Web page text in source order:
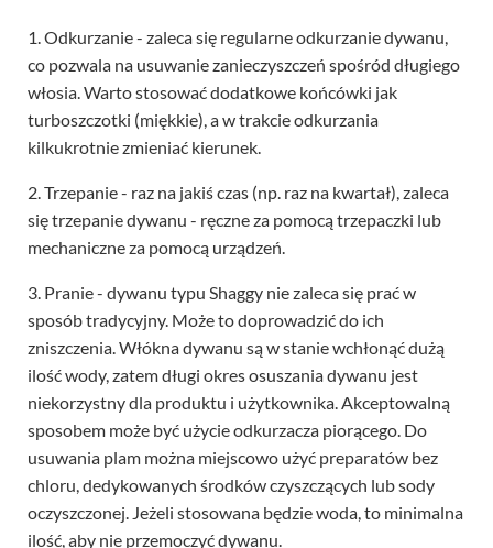
1. Odkurzanie - zaleca się regularne odkurzanie dywanu,
co pozwala na usuwanie zanieczyszczeń spośród długiego
włosia. Warto stosować dodatkowe końcówki jak
turboszczotki (miękkie), a w trakcie odkurzania
kilkukrotnie zmieniać kierunek.
2. Trzepanie - raz na jakiś czas (np. raz na kwartał), zaleca
się trzepanie dywanu - ręczne za pomocą trzepaczki lub
mechaniczne za pomocą urządzeń.
3. Pranie - dywanu typu Shaggy nie zaleca się prać w
sposób tradycyjny. Może to doprowadzić do ich
zniszczenia. Włókna dywanu są w stanie wchłonąć dużą
ilość wody, zatem długi okres osuszania dywanu jest
niekorzystny dla produktu i użytkownika. Akceptowalną
sposobem może być użycie odkurzacza piorącego. Do
usuwania plam można miejscowo użyć preparatów bez
chloru, dedykowanych środków czyszczących lub sody
oczyszczonej. Jeżeli stosowana będzie woda, to minimalna
ilość, aby nie przemoczyć dywanu.